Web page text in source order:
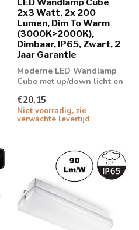
2x3 Watt, 2x 200
Lumen, Dim To Warm
(3000K>2000K),
Dimbaar, IP65, Zwart, 2
Jaar Garantie
Moderne LED Wandlamp
Cube met up/down licht en
€20,15
Niet voorradig, zie
verwachte levertijd